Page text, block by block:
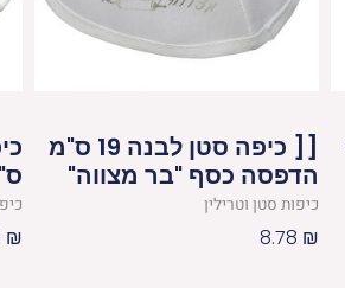
[[ כיפה סטן לבנה 19 ס"מ
הדפסה כסף "בר מצווה"
כיפות סטן וטרילין
8.78 ₪
₪